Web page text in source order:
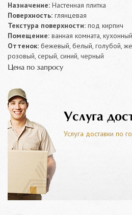
Назначение: Настенная плитка
Поверхность: глянцевая
Текстура поверхности: под кирпич
Помещение: ванная комната,
Оттенок: бежевый, белый, голубой,
розовый, серый, синий, черный
Цена по запросу
Услуга
Услуга доставки по